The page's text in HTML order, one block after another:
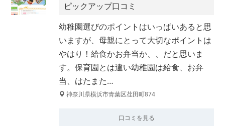
ピックアップ口コミ
幼稚園選びのポイントはいっぱいあると思
いますが、母親にとって大切なポイントは
やはり！給食かお弁当か、、だと思いま
す。保育園とは違い幼稚園は給食、お弁
当、はたまた…
神奈川県横浜市青葉区荏田町874
口コミを見る